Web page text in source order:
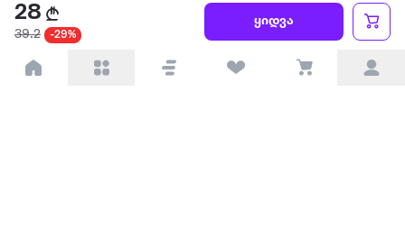
28
39.2 -29%
ყიდვა
ტრენდული
პოპულარული